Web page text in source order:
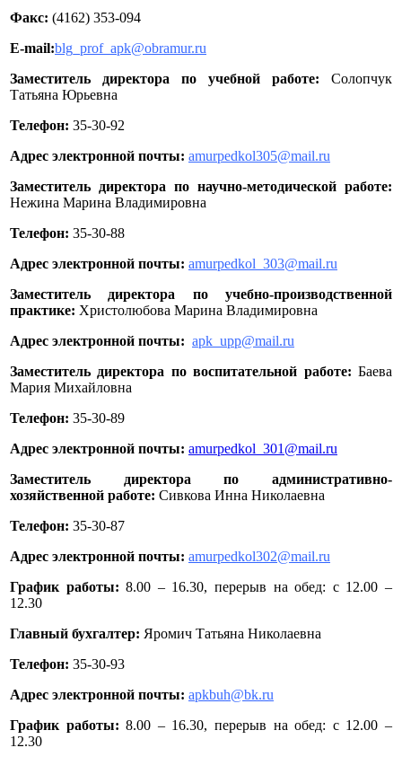
Факс: (4162) 353-094
E-mail:blg_prof_apk@obramur.ru
Заместитель директора по учебной работе: Солопчук
Татьяна Юрьевна
Телефон: 35-30-92
Адрес электронной почты: amurpedkol305@mail.ru
Заместитель директора по научно-методической работе:
Нежина Марина Владимировна
Телефон: 35-30-88
Адрес электронной почты: amurpedkol_303@mail.ru
Заместитель директора по учебно-производственной
практике: Христолюбова Марина Владимировна
Адрес электронной почты: apk_upp@mail.ru
Заместитель директора по воспитательной работе: Баева
Мария Михайловна
Телефон: 35-30-89
Адрес электронной почты: amurpedkol_301@mail.ru
Заместитель директора по административно-
хозяйственной работе: Сивкова Инна Николаевна
Телефон: 35-30-87
Адрес электронной почты: amurpedkol302@mail.ru
График работы: 8.00 – 16.30, перерыв на обед: с 12.00 –
12.30
Главный бухгалтер: Яромич Татьяна Николаевна
Телефон: 35-30-93
Адрес электронной почты: apkbuh@bk.ru
График работы: 8.00 – 16.30, перерыв на обед: с 12.00 –
12.30